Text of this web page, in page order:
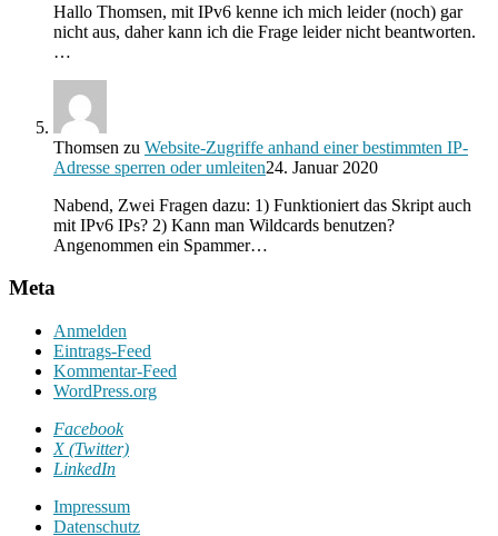
Hallo Thomsen, mit IPv6 kenne ich mich leider (noch) gar
nicht aus, daher kann ich die Frage leider nicht beantworten.
…
Thomsen zu Website-Zugriffe anhand einer bestimmten IP-
Adresse sperren oder umleiten24. Januar 2020
Nabend, Zwei Fragen dazu: 1) Funktioniert das Skript auch
mit IPv6 IPs? 2) Kann man Wildcards benutzen?
Angenommen ein Spammer…
Meta
Anmelden
Eintrags-Feed
Kommentar-Feed
WordPress.org
Facebook
X (Twitter)
LinkedIn
Impressum
Datenschutz